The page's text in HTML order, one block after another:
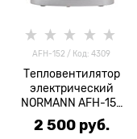
AFH-152 / Код: 4309
Тепловентилятор
электрический
NORMANN AFH-152
(1,5 кВт)
2 500 руб.